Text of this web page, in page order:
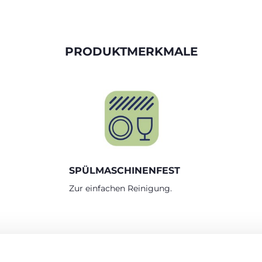
PRODUKTMERKMALE
SPÜLMASCHINENFEST
Zur einfachen Reinigung.